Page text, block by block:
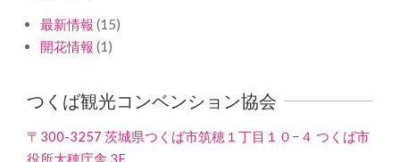
最新情報 (15)
開花情報 (1)
つくば観光コンベンション協会
〒300-3257 茨城県つくば市筑穂１丁目１０−４ つくば市
役所大穂庁舎 3F